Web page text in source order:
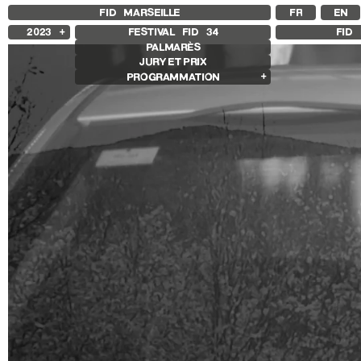
FID MARSEILLE FR EN
2023
2024
2020
2019
2018
FESTIVAL FID 34
PALMARÈS
JURY ET PRIX
PROGRAMMATION
Films en compétition
Compétition Internationale
Compétition Française
Compétition Premier Film
Compétition Flash
Compétition Ciné+
Autres joyaux
Rétrospective Whit Stillman
Rétrospective Laure Prouvost
Rétrospective Paul Vecchiali
Autres programmes
Séances spéciales
Jeune Public
Ouverture / Cloture
FID